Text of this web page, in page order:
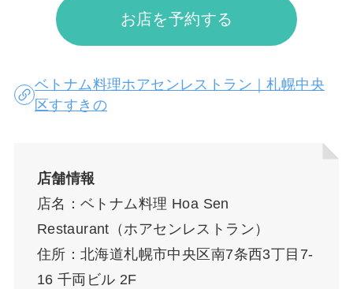
お店を予約する
ベトナム料理ホアセンレストラン｜札幌中央
区すすきの
店舗情報
店名：ベトナム料理 Hoa Sen
Restaurant（ホアセンレストラン）
住所：北海道札幌市中央区南7条西3丁目7-
16 千両ビル 2F